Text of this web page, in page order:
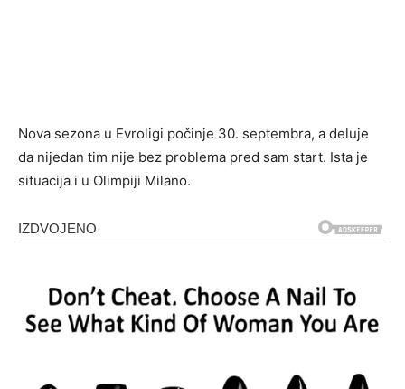
Nova sezona u Evroligi počinje 30. septembra, a deluje
da nijedan tim nije bez problema pred sam start. Ista je
situacija i u Olimpiji Milano.